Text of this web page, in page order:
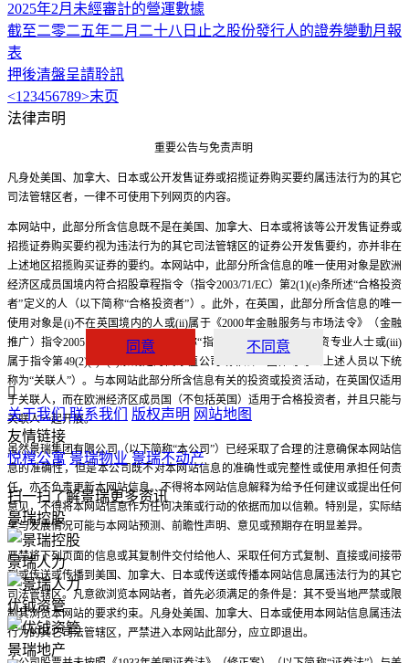
2025年2月未經審計的營運數據
截至二零二五年二月二十八日止之股份發行人的證券變動月報
表
押後清盤呈請聆訊
<1 23456789>末页
法律声明
重要公告与免责声明
凡身处美国、加拿大、日本或公开发售证券或招揽证券购买要约属违法行为的其它
司法管辖区者，一律不可使用下列网页的内容。
本网站中，此部分所含信息既不是在美国、加拿大、日本或将该等公开发售证券或
招揽证券购买要约视为违法行为的其它司法管辖区的证券公开发售要约，亦并非在
上述地区招揽购买证券的要约。本网站中，此部分所含信息的唯一使用对象是欧洲
经济区成员国境内符合招股章程指令（指令2003/71/EC）第2(1)(e)条所述“合格投资
者”定义的人（以下简称“合格投资者”）。此外，在英国，此部分所含信息的唯一
使用对象是(i)不在英国境内的人或(ii)属于《2000年金融服务与市场法令》（金融
推广）指令2005（修正案）（以下简称“指令”）第19条规定的投资专业人士或(iii)
属于指令第49(2)(a)--(d)条规定的高净值公司或非法人团体等等（上述人员以下统
称为“关联人”）。与本网站此部分所含信息有关的投资或投资活动，在英国仅适用
于关联人，而在欧洲经济区成员国（不包括英国）适用于合格投资者，并且只能与
关联人一起开展。
虽然景瑞集团有限公司（以下简称“本公司”）已经采取了合理的注意确保本网站信
息的准确性，但是本公司既不对本网站信息的准确性或完整性或使用承担任何责
任，亦不负责更新本网站信息。不得将本网站信息解释为给予任何建议或提出任何
意见，不得将本网站信息作为任何决策或行动的依据而加以信赖。特别是，实际结
果与发展情况可能与本网站预测、前瞻性声明、意见或预期存在明显差异。
严禁将下列页面的信息或其复制件交付给他人、采取任何方式复制、直接或间接带
到或传送或传播到美国、加拿大、日本或传送或传播本网站信息属违法行为的其它
司法管辖区。凡意欲浏览本网站者，首先必须满足的条件是：其不受当地严禁或限
制其浏览本网站的要求约束。凡身处美国、加拿大、日本或使用本网站信息属违法
行为的其它司法管辖区，严禁进入本网站此部分，应立即退出。
同意 不同意

关于我们 联系我们 版权声明 网站地图
友情链接
悦樘公寓 景瑞物业 景瑞不动产
扫一扫了解景瑞更多资讯
景瑞控股
景瑞人力
优钺资管
景瑞地产